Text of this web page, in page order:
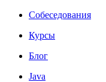
Собеседования
Курсы
Блог
Java